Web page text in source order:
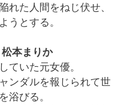
れた人間をねじ伏せ、
うとする。
本まりか
ていた元女優。
ンダルを報じられて世
浴びる。